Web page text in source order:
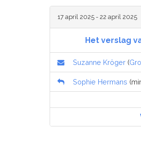
17 april 2025 - 22 april 2025
Het verslag
Suzanne Kröger (
Sophie Hermans